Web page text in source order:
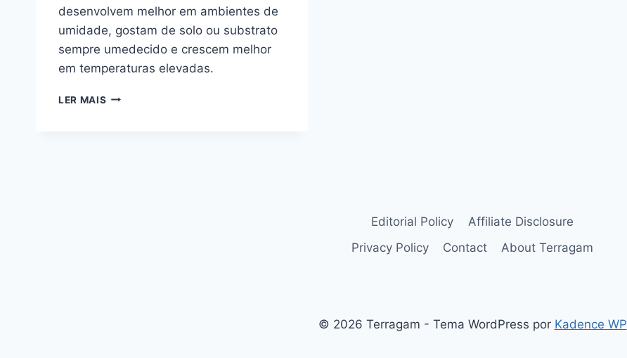
desenvolvem melhor em ambientes de
umidade, gostam de solo ou substrato
sempre umedecido e crescem melhor
em temperaturas elevadas.
LER MAIS PLANTAS
Editorial Policy
Affiliate Disclosure
Privacy Policy
Contact About Terragam
© 2026 Terragam - Tema WordPress por Kadence WP